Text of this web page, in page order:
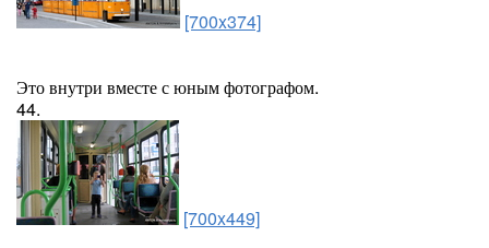
[700x374]
Это внутри вместе с юным фотографом.
44.
[700x449]